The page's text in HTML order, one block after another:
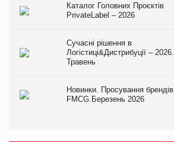
Каталог Головних Проєктів
PrivateLabel – 2026
Сучасні рішення в
Логістиці&Дистрибуції – 2026.
Травень
Новинки. Просування брендів
FMCG.Березень 2026